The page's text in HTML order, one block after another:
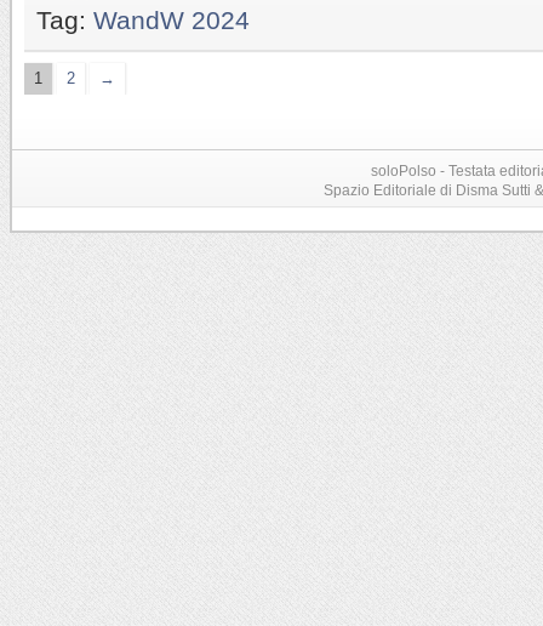
Tag: WandW 2024
1 2 →
soloPolso - Testata
Spazio Editoriale di Disma Sutti